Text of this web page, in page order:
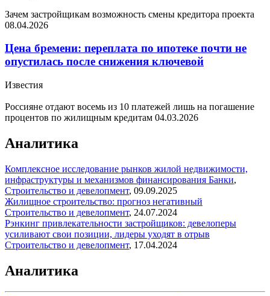
Зачем застройщикам возможность смены кредитора проекта
08.04.2026
Цена бремени: переплата по ипотеке почти не
опустилась после снижения ключевой
Известия
Россияне отдают восемь из 10 платежей лишь на погашение
процентов по жилищным кредитам 04.03.2026
Аналитика
Комплексное исследование рынков жилой недвижимости,
инфраструктуры и механизмов финансирования Банки,
Строительство и девелопмент, 09.09.2025
Жилищное строительство: прогноз негативный
Строительство и девелопмент, 24.07.2024
Рэнкинг привлекательности застройщиков: девелоперы
усиливают свои позиции, лидеры уходят в отрыв
Строительство и девелопмент, 17.04.2024
Аналитика